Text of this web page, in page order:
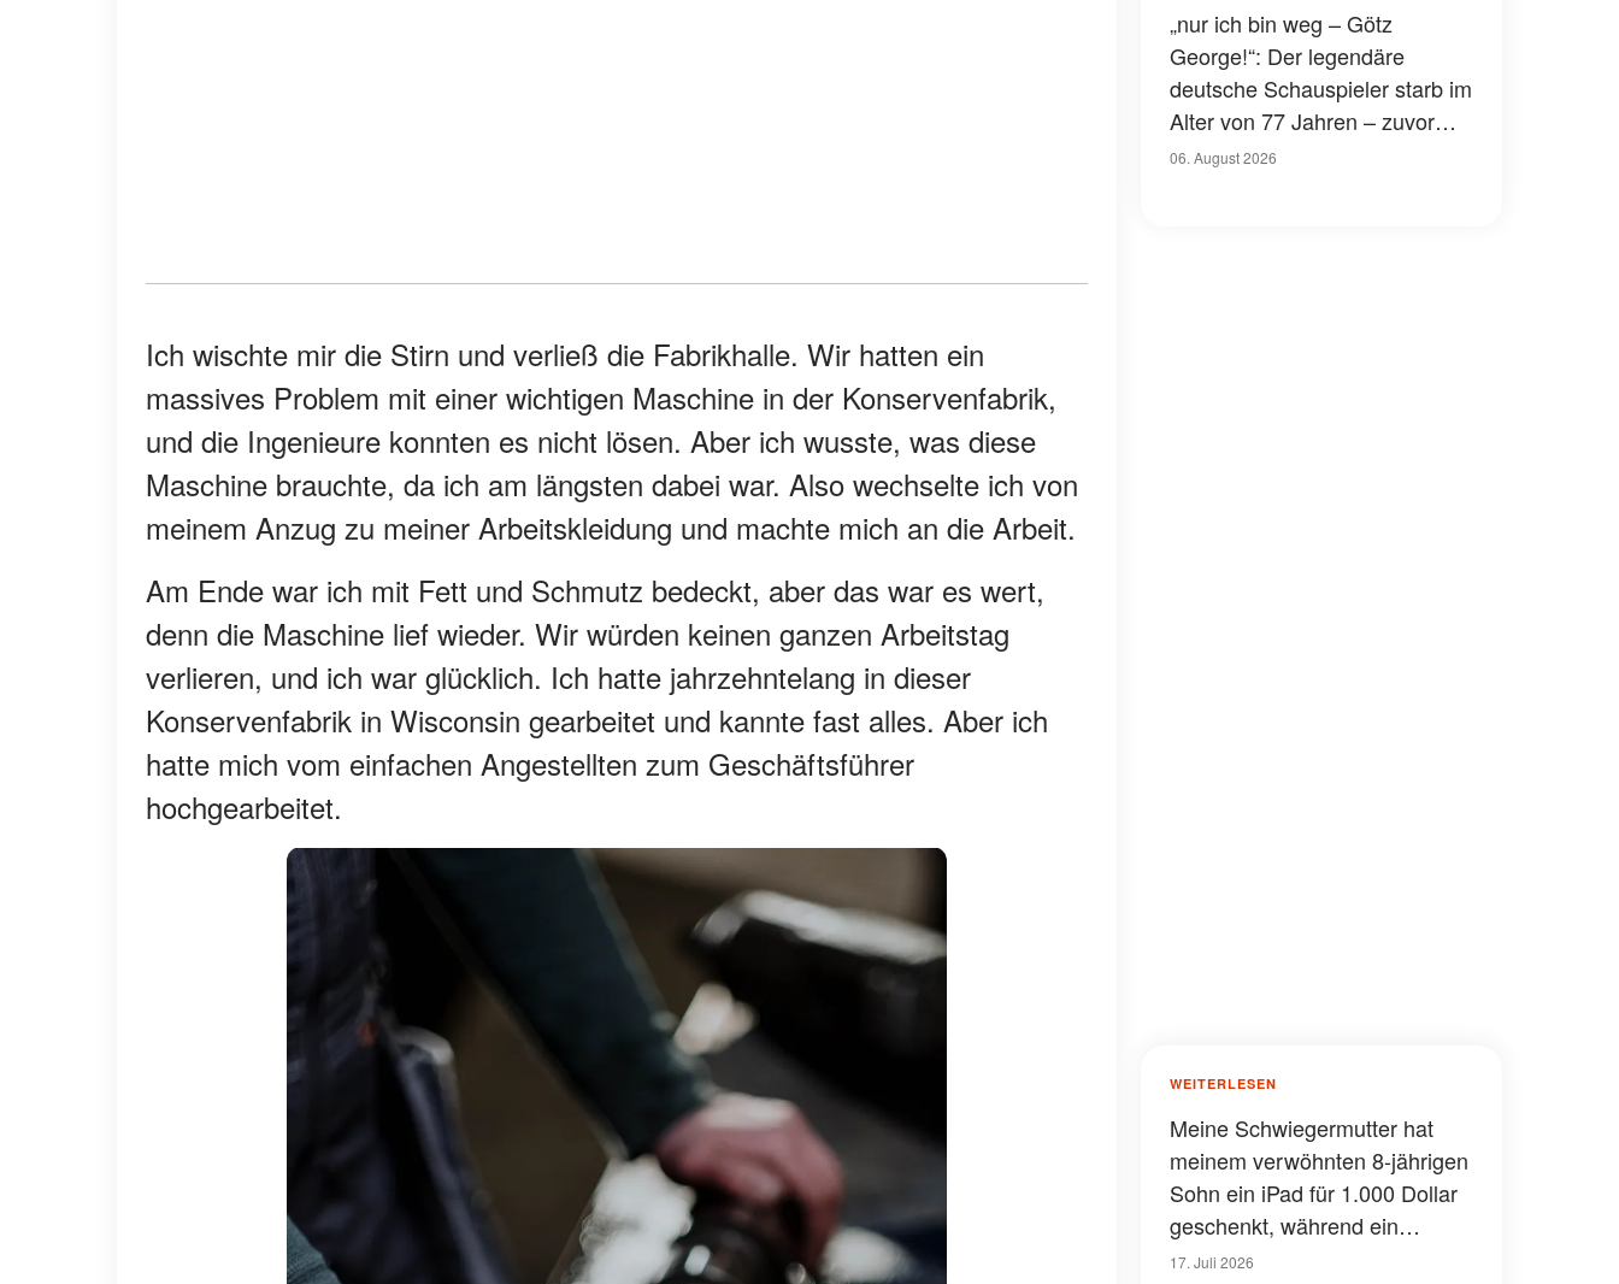
Ich wischte mir die Stirn und verließ die Fabrikhalle. Wir hatten ein
massives Problem mit einer wichtigen Maschine in der Konservenfabrik,
und die Ingenieure konnten es nicht lösen. Aber ich wusste, was diese
Maschine brauchte, da ich am längsten dabei war. Also wechselte ich von
meinem Anzug zu meiner Arbeitskleidung und machte mich an die Arbeit.
Am Ende war ich mit Fett und Schmutz bedeckt, aber das war es wert,
denn die Maschine lief wieder. Wir würden keinen ganzen Arbeitstag
verlieren, und ich war glücklich. Ich hatte jahrzehntelang in dieser
Konservenfabrik in Wisconsin gearbeitet und kannte fast alles. Aber ich
hatte mich vom einfachen Angestellten zum Geschäftsführer
hochgearbeitet.
„nur ich bin weg – Götz
George!“: Der legendäre
deutsche Schauspieler starb im
Alter von 77 Jahren – zuvor
hatte er über seinen eigenen
06. August 2026
WEITERLESEN
Meine Schwiegermutter hat
meinem verwöhnten 8-jährigen
Sohn ein iPad für 1.000 Dollar
geschenkt, während ein
hungernder Junge dabei zusah
17. Juli 2026